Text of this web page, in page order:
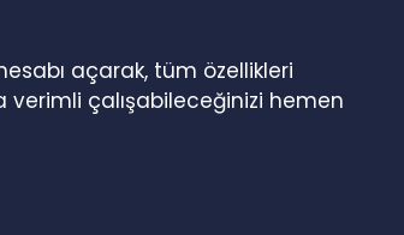
açarak, tüm özellikleri
verimli çalışabileceğinizi hemen